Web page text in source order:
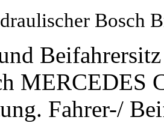
Bosch
MERCEDES
Fahrer-/